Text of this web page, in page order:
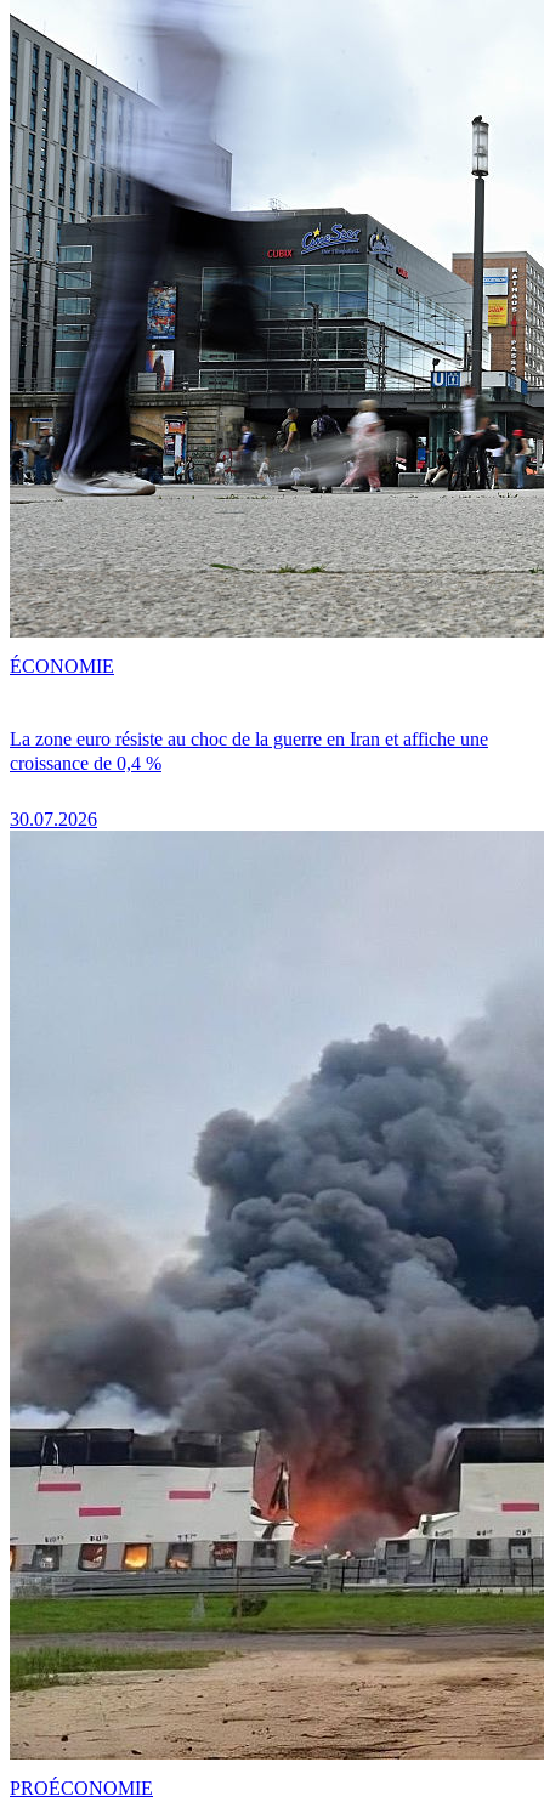
La zone euro résiste au choc de la guerre en Iran et affiche une
croissance de 0,4 %
30.07.2026
ÉCONOMIE
PROÉCONOMIE